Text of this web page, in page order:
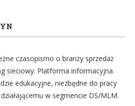
czasopismo o branży sprzedaż
sieciowy. Platforma informacyjna
edukacyjne, niezbędne do pracy
w segmencie DS/MLM.